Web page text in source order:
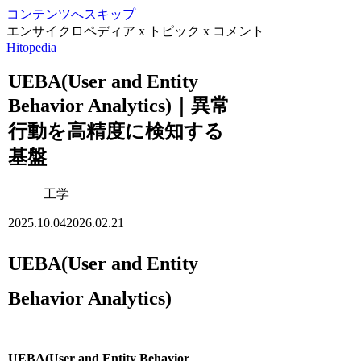
コンテンツへスキップ
エンサイクロペディア x トピック x コメント
Hitopedia
UEBA(User and Entity
Behavior Analytics)｜異常
行動を高精度に検知する
基盤
工学
2025.10.042026.02.21
UEBA(User and Entity
Behavior Analytics)
UEBA(User and Entity Behavior